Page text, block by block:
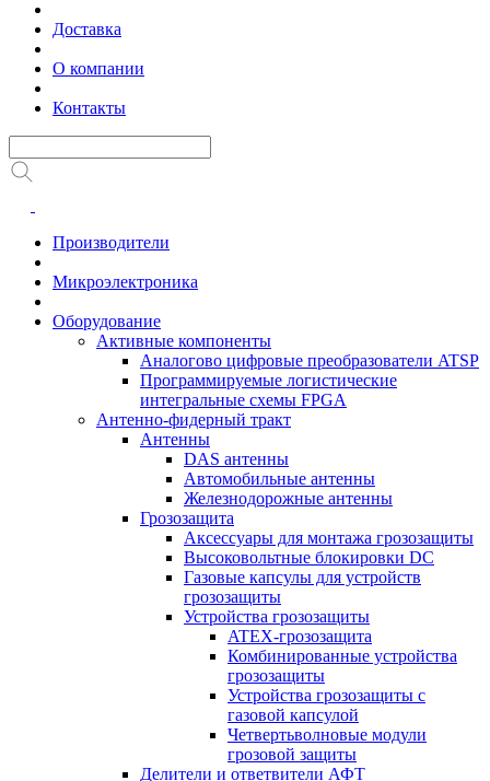
Доставка
О компании
Контакты
Производители
Микроэлектроника
Оборудование
Активные компоненты
Аналогово цифровые преобразователи ATSP
Программируемые логистические
интегральные схемы FPGA
Антенно-фидерный тракт
Антенны
DAS антенны
Автомобильные антенны
Железнодорожные антенны
Грозозащита
Аксессуары для монтажа грозозащиты
Высоковольтные блокировки DC
Газовые капсулы для устройств
грозозащиты
Устройства грозозащиты
ATEX-грозозащита
Комбинированные устройства
грозозащиты
Устройства грозозащиты с
газовой капсулой
Четвертьволновые модули
грозовой защиты
Делители и ответвители АФТ